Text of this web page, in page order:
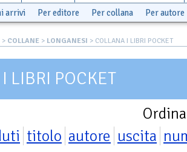
arrivi Per editore Per collana Per autore
> COLLANE > LONGANESI > COLLANA I LIBRI POCKET
LIBRI POCKET
titolo autore uscita